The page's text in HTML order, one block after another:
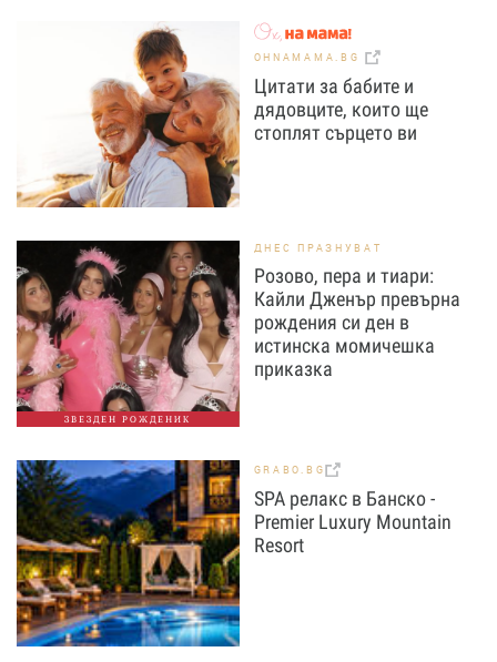
OHNAMAMA.BG
Цитати за бабите и
дядовците, които ще
стоплят сърцето ви
ЗВЕЗДЕН РОЖДЕНИК
ДНЕС ПРАЗНУВАТ
Розово, пера и тиари:
Кайли Дженър превърна
рождения си ден в
истинска момичешка
приказка
GRABO.BG
SPA релакс в Банско -
Premier Luxury Mountain
Resort